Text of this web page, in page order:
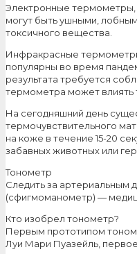
Электронные термометры,
могут быть ушными,
токсичного вещества.
Инфракрасные
популярны во время
результата требуется
термометра может
На сегодняшний день
термочувствительного
на коже в течение 15-20
забавных животных или
Тонометр
Следить за артериальным
(сфигмоманометр) —
Кто изобрел тонометр?
Первым прототипом
Луи Мари Пуазейль,